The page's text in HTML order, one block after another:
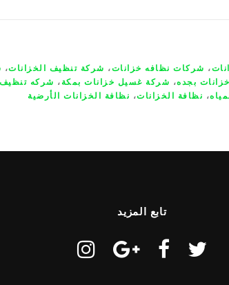
، شركات نظافه خزانات، شركة تنظيف الخزانات،
بجده، شركة غسيل خزانات بمكة، شركه تنظيف
، نظافة الخزانات، نظافة الخزانات الأرضية
تابع المزيد